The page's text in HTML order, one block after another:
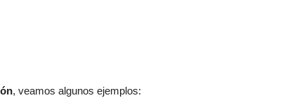
, veamos algunos ejemplos: